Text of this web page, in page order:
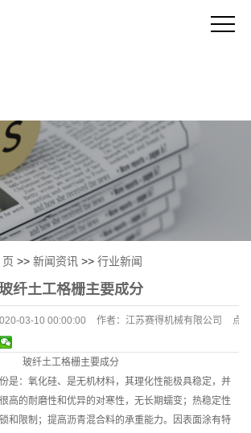
>> 新闻资讯 >> 行业新闻
纤土工格栅主要成分
03-10 00:00:00 作者： 江苏赛得机械有限公司 点
玻纤土工格栅主要成分
是：氧化硅、是无机材料，其理化性能极具稳定，并
高的耐磨性和优异的对寒性，无长期蠕变；热稳定性
和限制；提高沥青混合料的承重能力。因表面涂有特